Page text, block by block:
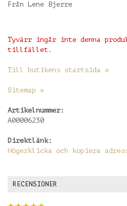
Från Lene Bjerre
Tyvärr ingår inte denna
tillfället.
Till butikens startsida »
Sitemap »
Artikelnummer:
A00006230
Direktlänk:
Högerklicka och kopiera
RECENSIONER